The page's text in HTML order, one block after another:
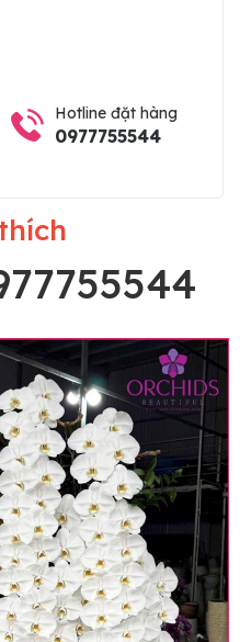
hàng
Hotline đặt hàng
0977755544